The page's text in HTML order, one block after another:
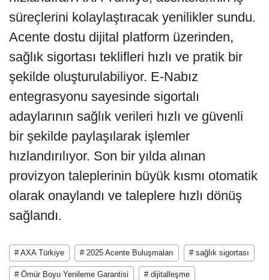
süreçlerini kolaylaştıracak yenilikler sundu.
Acente dostu dijital platform üzerinden,
sağlık sigortası teklifleri hızlı ve pratik bir
şekilde oluşturulabiliyor. E-Nabız
entegrasyonu sayesinde sigortalı
adaylarının sağlık verileri hızlı ve güvenli
bir şekilde paylaşılarak işlemler
hızlandırılıyor. Son bir yılda alınan
provizyon taleplerinin büyük kısmı otomatik
olarak onaylandı ve taleplere hızlı dönüş
sağlandı.
# AXA Türkiye # 2025 Acente Buluşmaları # sağlık sigortası
# Ömür Boyu Yenileme Garantisi # dijitalleşme